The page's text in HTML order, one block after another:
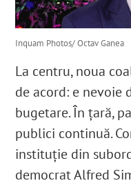
Inquam Photos/ Octav Ganea
La centru, noua
de acord: e nevoie
bugetare. În țară,
publici continuă.
instituție din
democrat Alfred